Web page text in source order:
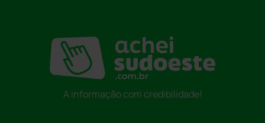
A informação com credibilidade!